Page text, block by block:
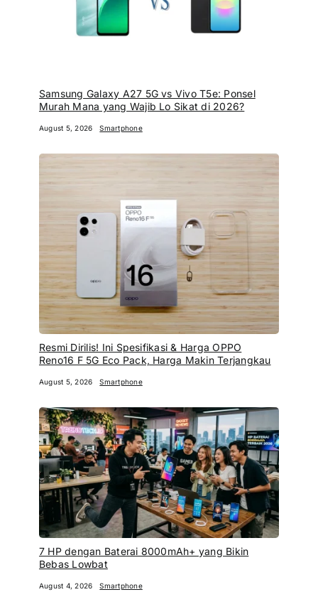
Samsung Galaxy A27 5G vs Vivo T5e: Ponsel
Murah Mana yang Wajib Lo Sikat di 2026?
August 5, 2026 Smartphone
Resmi Dirilis! Ini Spesifikasi & Harga OPPO
Reno16 F 5G Eco Pack, Harga Makin Terjangkau
August 5, 2026 Smartphone
7 HP dengan Baterai 8000mAh+ yang Bikin
Bebas Lowbat
August 4, 2026 Smartphone